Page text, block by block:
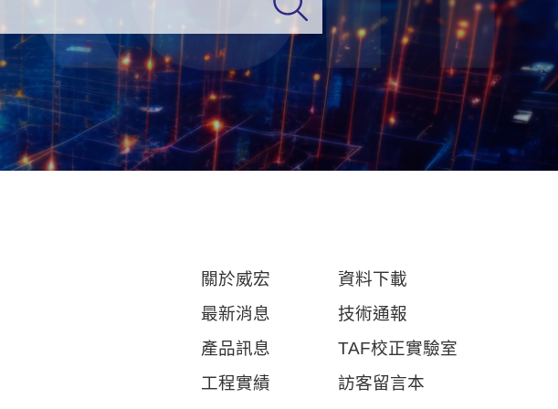
關於威宏
最新消息
產品訊息
工程實績
資料下載
技術通報
TAF校正實驗室
訪客留言本